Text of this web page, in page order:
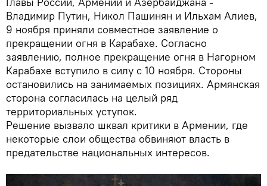
Владимир Путин, Никол Пашинян и Ильхам Алиев,
9 ноября приняли совместное заявление о
прекращении огня в Карабахе. Согласно
заявлению, полное прекращение огня в Нагорном
Карабахе вступило в силу с 10 ноября. Стороны
остановились на занимаемых позициях. Армянская
сторона согласилась на целый ряд
территориальных уступок.
Решение вызвало шквал критики в Армении, где
некоторые слои общества обвиняют власть в
предательстве национальных интересов.